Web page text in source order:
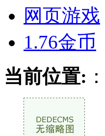
网页游戏
1.76金币
当前位置: ：